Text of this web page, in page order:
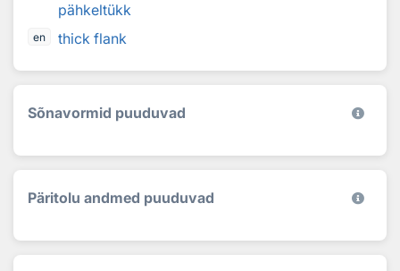
pähkeltükk
en thick flank
Sõnavormid puuduvad
Päritolu andmed puuduvad